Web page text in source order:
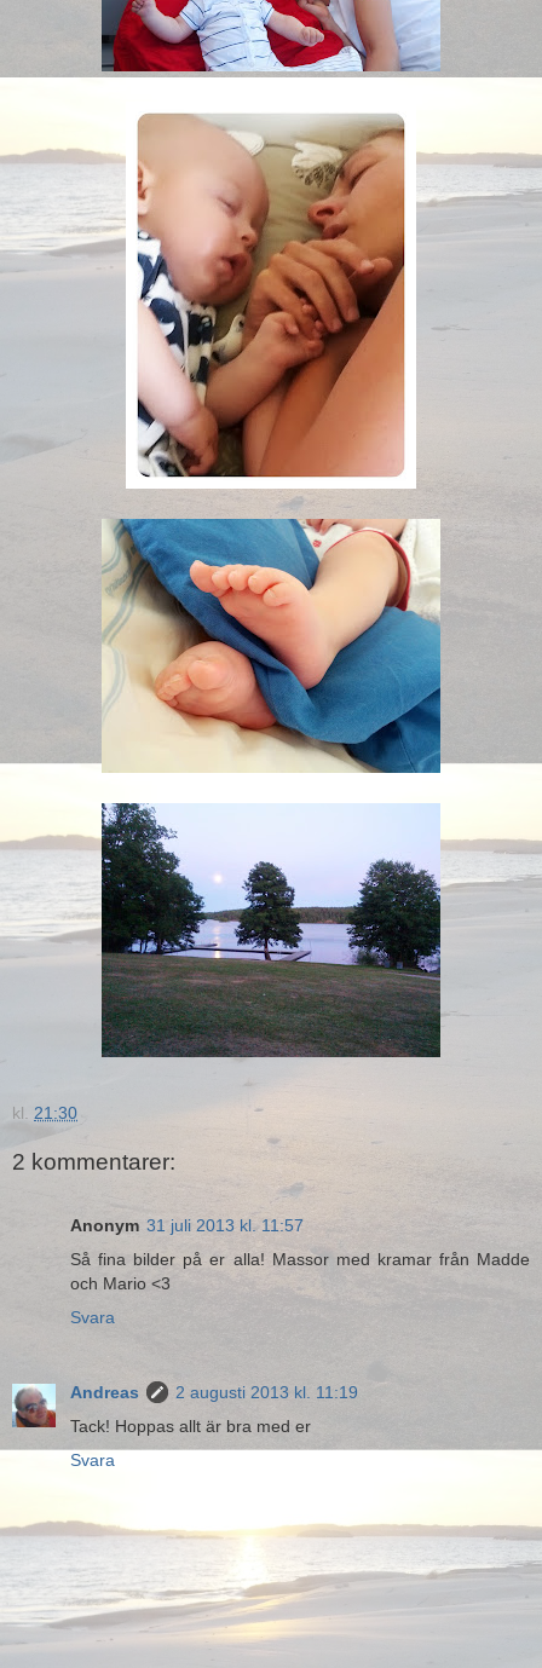
kl. 21:30
2 kommentarer:
Anonym 31 juli 2013 kl. 11:57
Så fina bilder på er alla! Massor med kramar från Madde
och Mario <3
Svara
Andreas
2 augusti 2013 kl. 11:19
Tack! Hoppas allt är bra med er
Svara